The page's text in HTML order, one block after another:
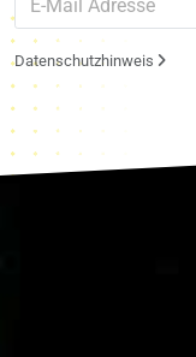
Datenschutzhinweis